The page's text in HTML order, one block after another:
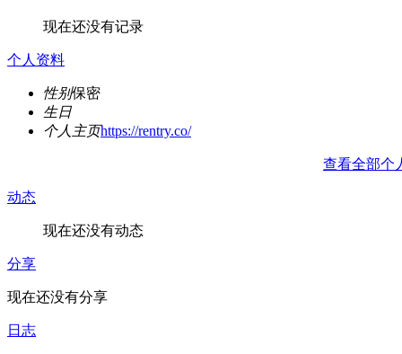
现在还没有记录
个人资料
性别保密
生日
个人主页https://rentry.co/
查看全部个
动态
现在还没有动态
分享
现在还没有分享
日志